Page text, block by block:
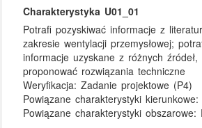
Charakterystyka U01_01
Potrafi pozyskiwać informacje z
zakresie wentylacji przemysłowej;
informacje uzyskane z różnych
proponować rozwiązania techniczne
Weryfikacja:Zadanie projektowe (P4)
Powiązane charakterystyki kierunkowe:
Powiązane charakterystyki obszarowe: